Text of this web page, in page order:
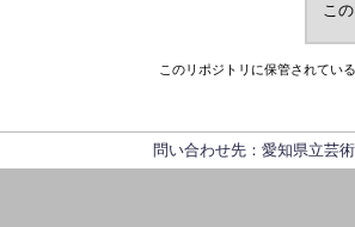
こ
このリポジトリに保管されてい
問い合わせ先：愛知県立芸